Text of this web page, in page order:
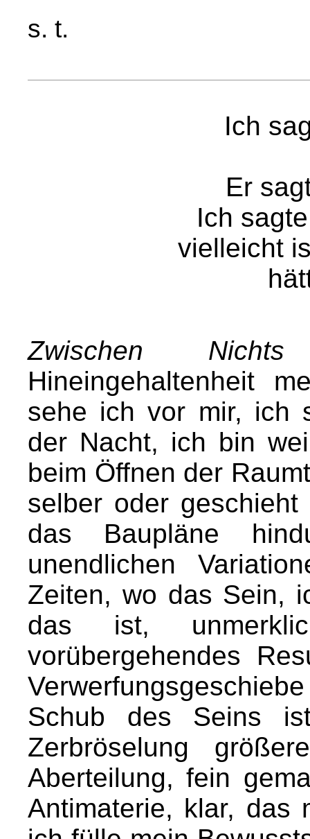
s. t.
Ich
Er
Ich
vielleicht
Zwischen
Hineingehaltenheit
sehe ich vor mir, ich
der Nacht, ich bin
beim Öffnen der
selber oder
das Baupläne
unendlichen
Zeiten, wo das Sein,
das ist,
vorübergehendes
Schub des Seins
Zerbröselung
Aberteilung, fein
Antimaterie, klar, das